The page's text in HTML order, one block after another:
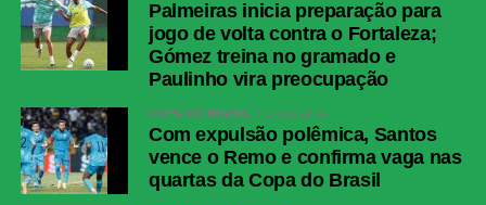
Messenger
LinkedIn
Palmeiras inicia preparação para
jogo de volta contra o Fortaleza;
Gómez treina no gramado e
Paulinho vira preocupação
COPA DO BRASIL 2 dias atrás
Com expulsão polêmica, Santos
vence o Remo e confirma vaga nas
quartas da Copa do Brasil